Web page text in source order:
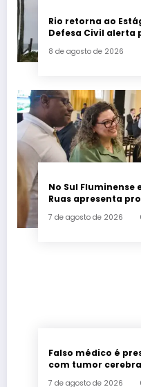
Rio retorna ao
Defesa Civil alerta
8 de agosto de 2026
No Sul Fluminense
Ruas apresenta
7 de agosto de 2026
Falso médico é
com tumor
7 de agosto de 2026